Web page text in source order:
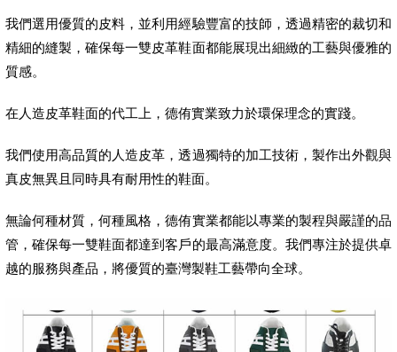
我們選用優質的皮料，並利用經驗豐富的技師，透過精密的裁切和
精細的縫製，確保每一雙皮革鞋面都能展現出細緻的工藝與優雅的
質感。
在人造皮革鞋面的代工上，德侑實業致力於環保理念的實踐。
我們使用高品質的人造皮革，透過獨特的加工技術，製作出外觀與
真皮無異且同時具有耐用性的鞋面。
無論何種材質，何種風格，德侑實業都能以專業的製程與嚴謹的品
管，確保每一雙鞋面都達到客戶的最高滿意度。我們專注於提供卓
越的服務與產品，將優質的臺灣製鞋工藝帶向全球。